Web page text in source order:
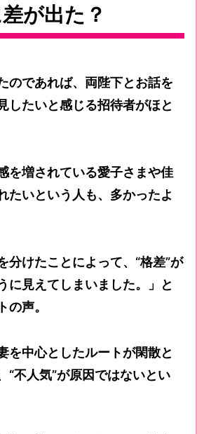
が出た？
のであれば、両陛下とお話を
したいと感じる招待者がほと
を増されている愛子さまや佳
たいという人も、多かったよ
分けたことによって、“格差”が
に見えてしまいました。」と
の声。
を中心としたルートが閑散と
“不人気”が原因ではないとい